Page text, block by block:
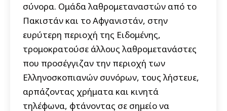
σύνορα. Ομάδα λαθρομεταναστών από το
Πακιστάν και το Αφγανιστάν, στην
ευρύτερη περιοχή της Ειδομένης,
τρομοκρατούσε άλλους λαθρομετανάστες
που προσέγγιζαν την περιοχή των
Ελληνοσκοπιανών συνόρων, τους λήστευε,
αρπάζοντας χρήματα και κινητά
τηλέφωνα, φτάνοντας σε σημείο να